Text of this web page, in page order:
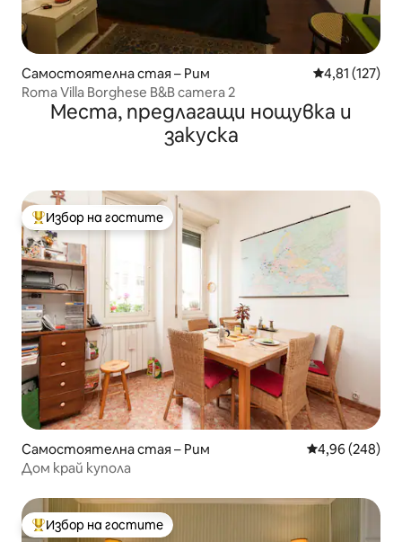
Самостоятелна стая – Рим Средна
4,81 (127)
Roma Villa Borghese B&B camera 2
Места, предлагащи нощувка и
закуска
Най-популярен избор на гостите
Избор на гостите
Самостоятелна стая – Рим Средна
4,96 (248)
Дом край купола
Най-популярен избор на гостите
Избор на гостите